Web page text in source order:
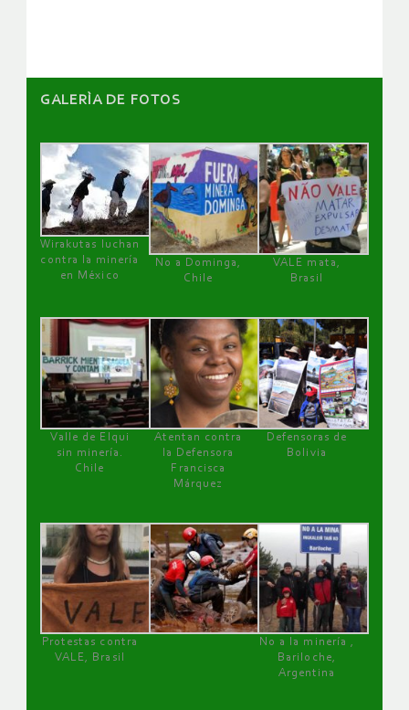
GALERÌA DE FOTOS
Wirakutas luchan
contra la minería
en México
No a Dominga,
Chile
VALE mata,
Brasil
Valle de Elqui
sin minería.
Chile
Atentan contra
la Defensora
Francisca
Márquez
Defensoras de
Bolivia
Protestas contra
VALE, Brasil
No a la minería ,
Bariloche,
Argentina